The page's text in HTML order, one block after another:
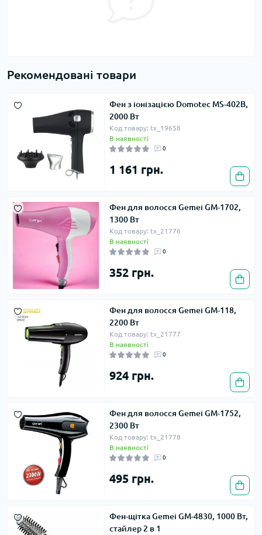
Рекомендовані товари
Фен з іонізацією Domotec MS-402B,
2000 Вт
Код товару: tx_19658
В наявності
0
1 161 грн.
Фен для волосся Gemei GM-1702,
1300 Вт
Код товару: tx_21776
В наявності
0
352 грн.
Фен для волосся Gemei GM-118,
2200 Вт
Код товару: tx_21777
В наявності
0
924 грн.
Фен для волосся Gemei GM-1752,
2300 Вт
Код товару: tx_21778
В наявності
0
495 грн.
Фен-щітка Gemei GM-4830, 1000 Вт,
стайлер 2 в 1